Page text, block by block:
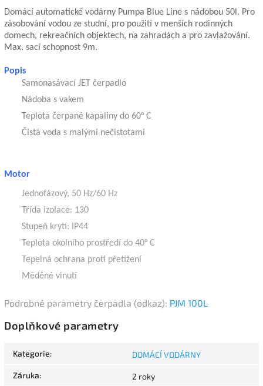
Domácí automatické vodárny Pumpa Blue Line s nádobou 50l. Pro
zásobování vodou ze studní, pro použití v menších rodinných
domech, rekreačních objektech, na zahradách a pro zavlažování.
Max. sací schopnost 9m.
Popis
Samonasávací JET čerpadlo
Nádoba s vakem
Teplota čerpané kapaliny do 60° C
Čistá voda s malými nečistotami
Motor
Jednofázový, 50 Hz/60 Hz
Třída izolace: 130
Stupeň krytí: IP44
Teplota okolního prostředí do 40° C
Tepelná ochrana proti přetížení
Měděné vinutí
Podrobné parametry čerpadla (odkaz): PJM 100L
Doplňkové parametry
Kategorie: DOMÁCÍ VODÁRNY
Záruka: 2 roky